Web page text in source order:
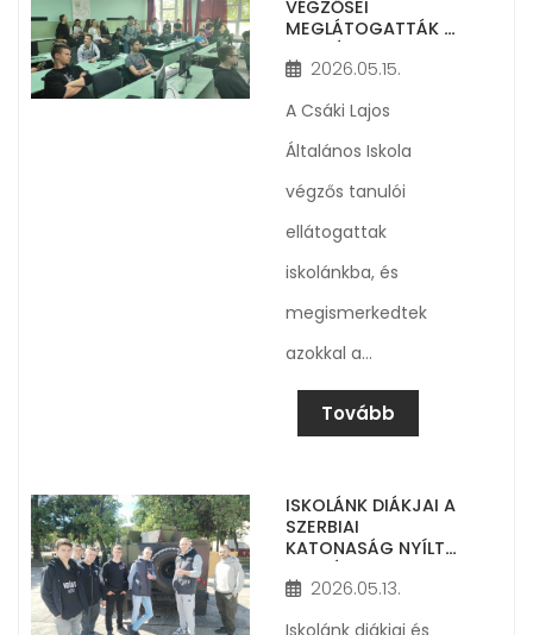
VÉGZŐSEI
MEGLÁTOGATTÁK AZ
2026.05.15.
A Csáki Lajos
Általános Iskola
végzős tanulói
ellátogattak
iskolánkba, és
megismerkedtek
azokkal a…
Tovább
ISKOLÁNK DIÁKJAI A
SZERBIAI
KATONASÁG NYÍLT
2026.05.13.